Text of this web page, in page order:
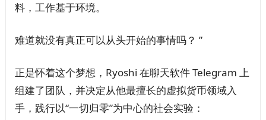
料，工作基于环境。
难道就没有真正可以从头开始的事情吗？ ”
正是怀着这个梦想，Ryoshi 在聊天软件 Telegram 上
组建了团队，并决定从他最擅长的虚拟货币领域入
手，践行以“一切归零”为中心的社会实验：